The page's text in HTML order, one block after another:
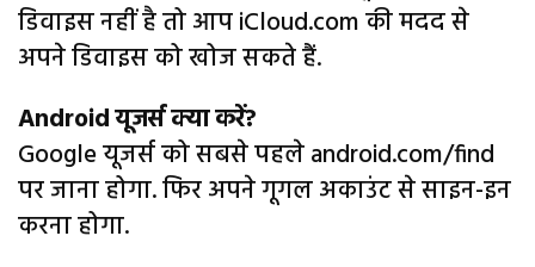
डिवाइस नहीं है तो आप iCloud.com की मदद से
अपने डिवाइस को खोज सकते हैं.
Android यूजर्स क्या करें?
Google यूजर्स को सबसे पहले android.com/find
पर जाना होगा. फिर अपने गूगल अकाउंट से साइन-इन
करना होगा.